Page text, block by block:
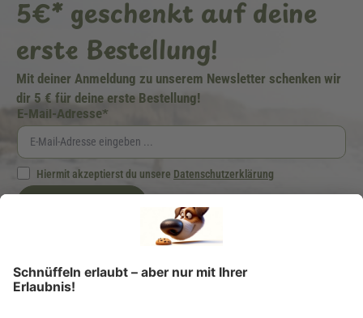
5€* geschenkt auf deine
erste Bestellung!
Mit deiner Anmeldung zu unserem Newsletter schenken wir
dir 5 € für deine erste Bestellung!
E-Mail-Adresse*
Hiermit akzeptierst du unsere Datenschutzerklärung
Ich möchte regelmäßig von der Schecker GmbH über Hundefutter und -zubehör per
E-Mail informiert werden. Diese Einwilligung kann ich jederzeit unter "Abmelden"
*Dein Gutscheincode ist einmalig einlösbar, ab 25 € Bestellwert, nicht kombinierbar
und nicht auszahlbar. Gültig 6 Monate ab Erhalt, nicht für frühere Bestellungen.
Klicks werten wir anonym aus – ohne Rückschluss auf Dich. Deine Daten bleiben